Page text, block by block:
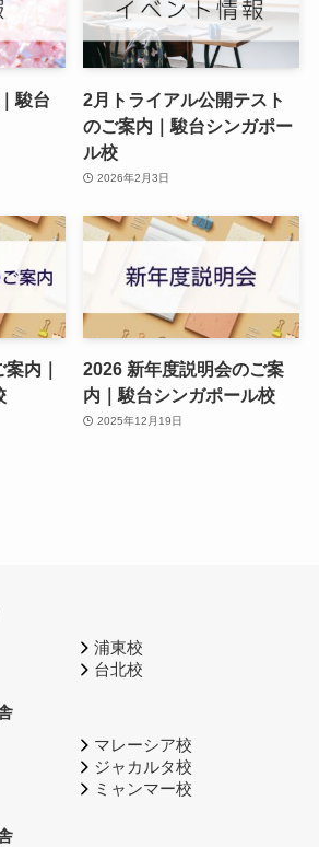
駿台
2月トライアル公開テスト
のご案内｜駿台シンガポー
ル校
2026年2月3日
内｜
2026 新年度説明会のご案
内｜駿台シンガポール校
2025年12月19日
浦東校
台北校
マレーシア校
ジャカルタ校
ミャンマー校